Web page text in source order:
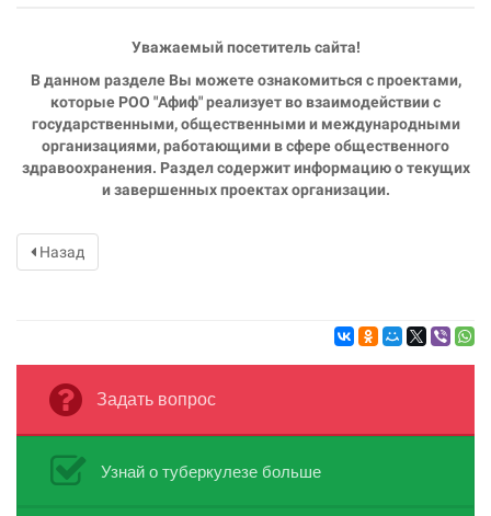
Уважаемый посетитель сайта!
В данном разделе Вы можете ознакомиться с проектами,
которые РОО "Афиф" реализует во взаимодействии с
государственными, общественными и международными
организациями, работающими в сфере общественного
здравоохранения. Раздел содержит информацию о текущих
и завершенных проектах организации.
Назад
Задать вопрос
Узнай о туберкулезе больше